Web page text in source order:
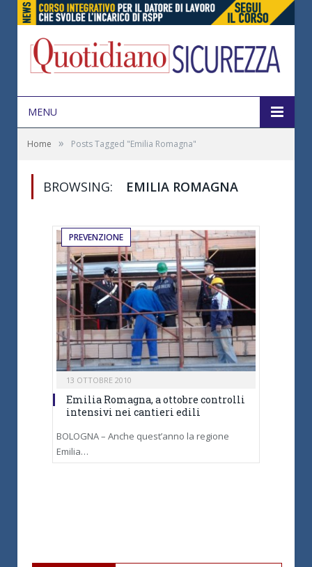
MENU
Home » Posts Tagged "Emilia Romagna"
BROWSING: EMILIA ROMAGNA
PREVENZIONE
13 OTTOBRE 2010
Emilia Romagna, a ottobre controlli
intensivi nei cantieri edili
BOLOGNA – Anche quest’anno la regione
Emilia…